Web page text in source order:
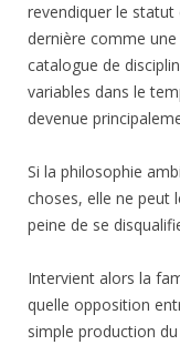
revendiquer le
dernière comme
catalogue de
variables dans le
devenue
Si la philosophie
choses, elle ne peut
peine de se
Intervient alors la
quelle opposition
simple production